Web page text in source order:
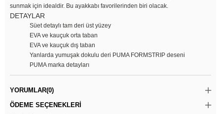
sunmak için idealdir. Bu ayakkabı favorilerinden biri olacak.
DETAYLAR
Süet detaylı tam deri üst yüzey
EVA ve kauçuk orta taban
EVA ve kauçuk dış taban
Yanlarda yumuşak dokulu deri PUMA FORMSTRIP deseni
PUMA marka detayları
YORUMLAR(0)
ÖDEME SEÇENEKLERI